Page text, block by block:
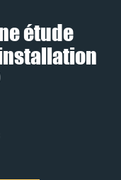
étude